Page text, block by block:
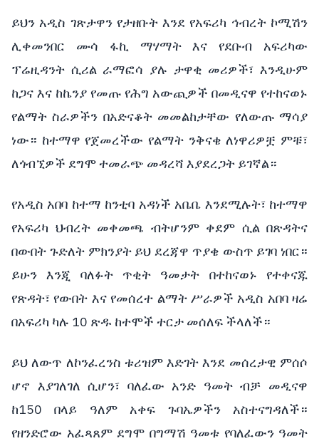
ይህን አዲስ ገጽታዋን የታዘቡት እንደ የአፍሪካ ኅብረት ኮሚሽን
ሊቀመንበር
ሙሳ ፋኪ ማሃማት እና የደቡብ
አፍሪካው
ፕሬዚዳንት ሲሪል ራማፎሳ ያሉ ታዋቂ መሪዎች፣ እንዲሁም
ከጋና እና ከኬንያ የመጡ የሕግ አውጪዎች በመዲናዋ የተከናወኑ
የልማት ስራዎችን በአድናቆት መመልከታቸው የለውጡ ማሳያ
ነው። ከተማዋ የጀመረችው የልማት ንቅናቄ ለነዋሪዎቿ ምቹ፣
ለጎብኚዎች ደግሞ ተመራጭ መዳረሻ እያደረጋት ይገኛል።
የአዲስ አበባ ከተማ ከንቲባ አዳነች አቤቤ እንደሚሉት፣ ከተማዋ
የአፍሪካ ህብረት መቀመጫ ብትሆንም ቀደም ሲል በጽዳትና
በውበት ጉድለት ምክንያት ይህ ደረጃዋ ጥያቄ ውስጥ ይገባ ነበር።
ይሁን
እንጂ ባለፉት ጥቂት ዓመታት በተከናወኑ
የተቀናጁ
የጽዳት፣ የውበት እና የመሰረተ ልማት ሥራዎች አዲስ አበባ ዛሬ
በአፍሪካ ካሉ 10 ጽዱ ከተሞች ተርታ መሰለፍ ችላለች።
ይህ ለውጥ ለኮንፈረንስ ቱሪዝም እድገት እንደ መሰረታዊ ምሰሶ
ሆኖ እያገለገለ ሲሆን፣ ባለፈው አንድ ዓመት ብቻ
መዲናዋ
ከ150በላይ ዓለም አቀፍ ጉባኤዎችን
አስተናግዳለች።
የዘንድሮው አፈጻጸም ደግሞ በግማሽ ዓመቱ የባለፈውን ዓመት